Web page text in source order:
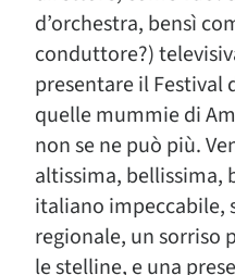
d’orchestra, bensì
conduttore?)
presentare il Festival
quelle mummie di
non se ne può più.
altissima, bellissima,
italiano impeccabile,
regionale, un sorriso
le stelline, e una